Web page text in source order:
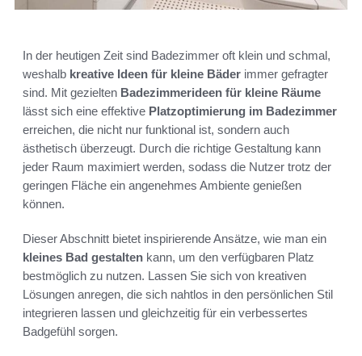
In der heutigen Zeit sind Badezimmer oft klein und schmal,
weshalb kreative Ideen für kleine Bäder immer gefragter
sind. Mit gezielten Badezimmerideen für kleine Räume
lässt sich eine effektive Platzoptimierung im Badezimmer
erreichen, die nicht nur funktional ist, sondern auch
ästhetisch überzeugt. Durch die richtige Gestaltung kann
jeder Raum maximiert werden, sodass die Nutzer trotz der
geringen Fläche ein angenehmes Ambiente genießen
können.
Dieser Abschnitt bietet inspirierende Ansätze, wie man ein
kleines Bad gestalten kann, um den verfügbaren Platz
bestmöglich zu nutzen. Lassen Sie sich von kreativen
Lösungen anregen, die sich nahtlos in den persönlichen Stil
integrieren lassen und gleichzeitig für ein verbessertes
Badgefühl sorgen.